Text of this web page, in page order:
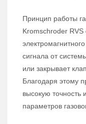
Принцип работы
Kromschroder RVS
сигнала от
или закрывает
Благодаря этому
высокую
параметров